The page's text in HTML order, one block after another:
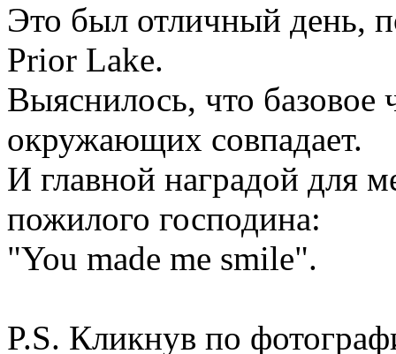
Это был отличный день,
Prior Lake.
Выяснилось, что
окружающих совпадает.
И главной наградой для
пожилого господина:
"You made me smile".
P.S. Кликнув по